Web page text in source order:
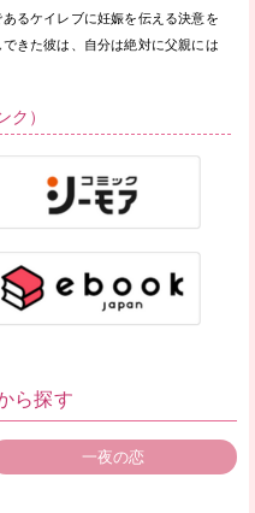
るケイレブに妊娠を伝える決意を
きた彼は、自分は絶対に父親には
）
ら探す
一夜の恋